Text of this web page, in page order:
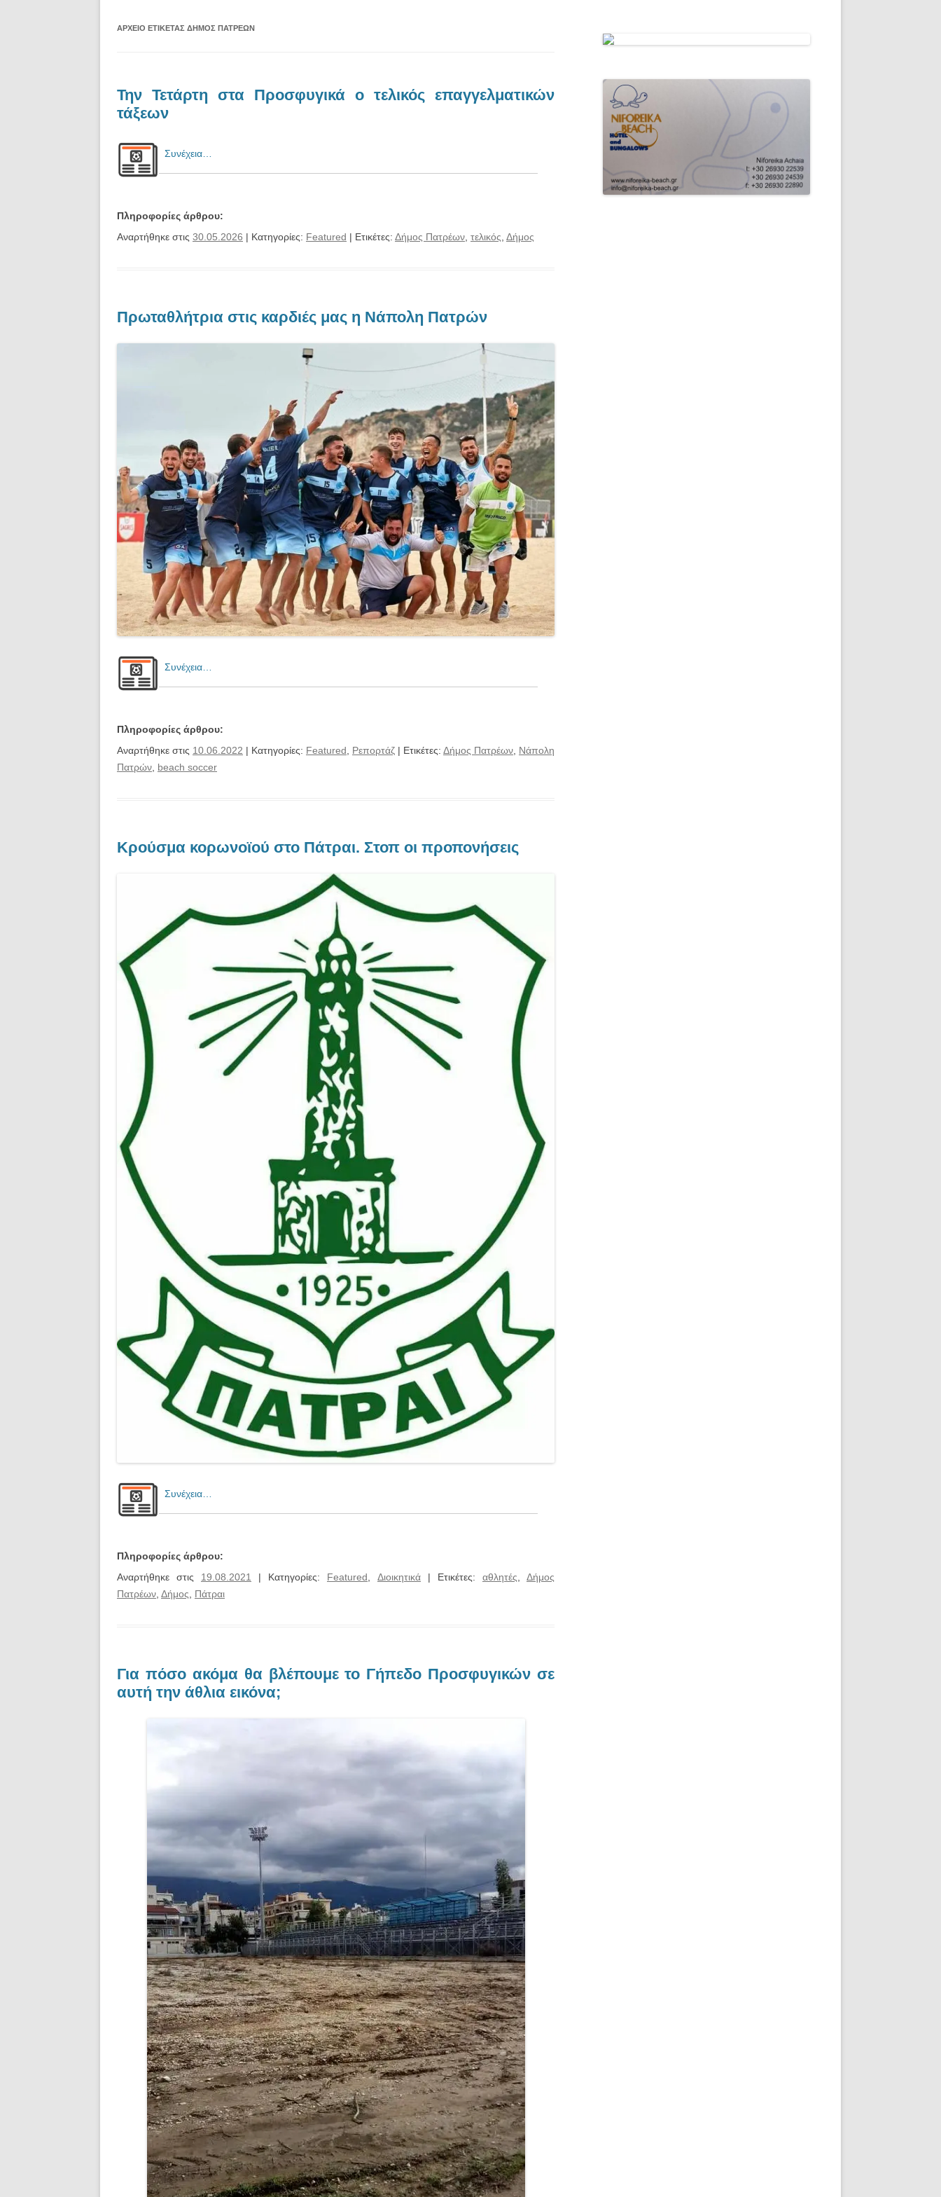
ΑΡΧΕΊΟ ΕΤΙΚΈΤΑΣ ΔΉΜΟΣ ΠΑΤΡΈΩΝ
Την Τετάρτη στα Προσφυγικά ο τελικός επαγγελματικών
τάξεων
Συνέχεια…
Πληροφορίες άρθρου:
Αναρτήθηκε στις 30.05.2026 | Κατηγορίες: Featured | Ετικέτες: Δήμος Πατρέων τελικός Δήμος
Πρωταθλήτρια στις καρδιές μας η Νάπολη Πατρών
Συνέχεια…
Πληροφορίες άρθρου:
Αναρτήθηκε στις 10.06.2022 | Κατηγορίες: Featured Ρεπορτάζ | Ετικέτες: Δήμος Πατρέων Νάπολη
Πατρών beach soccer
Κρούσμα κορωνοϊού στο Πάτραι. Στοπ οι προπονήσεις
Συνέχεια…
Πληροφορίες άρθρου:
Αναρτήθηκε στις 19.08.2021 | Κατηγορίες: Featured Διοικητικά | Ετικέτες: αθλητές
Δήμος
Πατρέων Δήμος Πάτραι
Για πόσο ακόμα θα βλέπουμε το Γήπεδο Προσφυγικών σε
αυτή την άθλια εικόνα;